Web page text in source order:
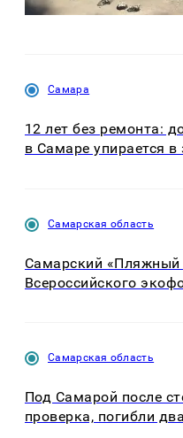
Самара
12 лет без ремонта:
в Самаре упирается
Самарская область
Самарский
Всероссийского
Самарская область
Под Самарой после
проверка, погибли